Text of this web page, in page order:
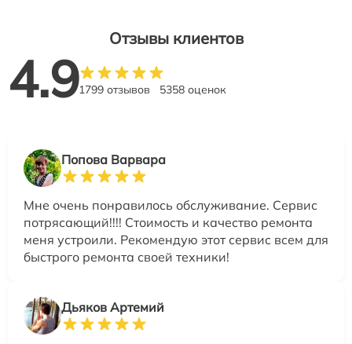
Отзывы клиентов
4.91799 отзывов 5358 оценок
Попова Варвара
Мне очень понравилось обслуживание. Сервис
потрясающий!!!! Стоимость и качество ремонта
меня устроили. Рекомендую этот сервис всем для
быстрого ремонта своей техники!
Дьяков Артемий